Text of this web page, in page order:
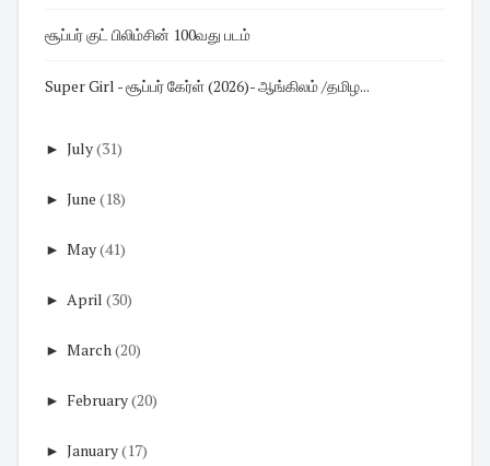
சூப்பர் குட் பிலிம்சின் 100வது படம்
Super Girl - சூப்பர் கேர்ள் (2026)- ஆங்கிலம் /தமிழ...
► July(31)
► June (18)
► May(41)
► April (30)
► March (20)
► February(20)
► January(17)